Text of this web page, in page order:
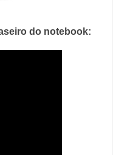
do notebook: